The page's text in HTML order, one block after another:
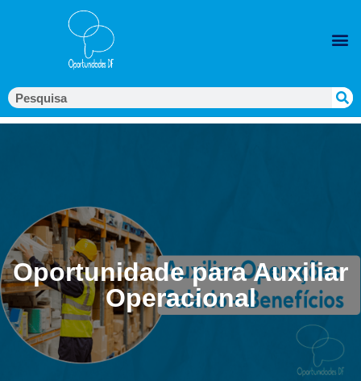
Oportunidade para Auxiliar
Operacional